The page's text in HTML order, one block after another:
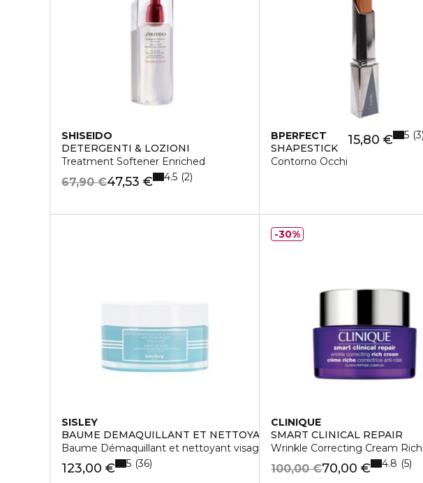
SHISEIDO
DETERGENTI & LOZIONI
Treatment Softener Enriched
47,53 €
67,90 € 4.5 2
BPERFECT
SHAPESTICK
Contorno Occhi
15,80 € 5 3
SISLEY
BAUME DÉMAQUILLANT ET NETTOYANT AUX TROIS HUILES
Baume Démaquillant et nettoyant visage & yeux
123,00 € 5 36
CLINIQUE
SMART CLINICAL REPAIR
Wrinkle Correcting Cream Rich
70,00 €
100,00 € 4.8 5
30%